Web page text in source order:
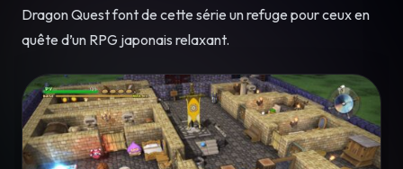
Dragon Quest font de cette série un refuge pour ceux en
quête d’un RPG japonais relaxant.